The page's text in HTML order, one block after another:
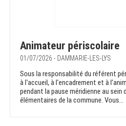
Animateur périscolaire
01/07/2026 - DAMMARIE-LES-LYS
Sous la responsabilité du référent
à l'accueil, à l'encadrement et à
pendant la pause méridienne au
élémentaires de la commune. Vous...